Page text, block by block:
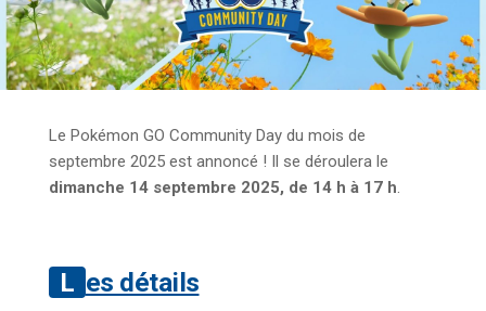
Le Pokémon GO Community Day du mois de
septembre 2025 est annoncé ! Il se déroulera le
dimanche 14 septembre 2025, de 14 h à 17 h.
Les détails